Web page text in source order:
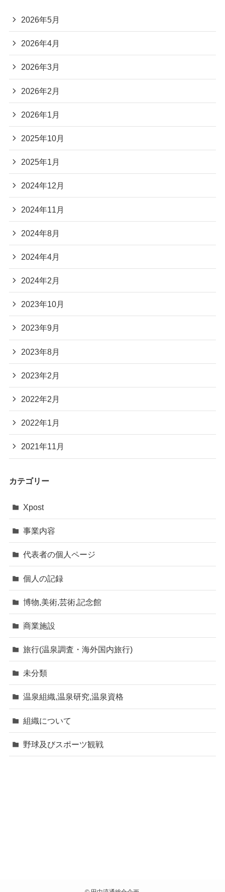
2026年5月
2026年4月
2026年3月
2026年2月
2026年1月
2025年10月
2025年1月
2024年12月
2024年11月
2024年8月
2024年4月
2024年2月
2023年10月
2023年9月
2023年8月
2023年2月
2022年2月
2022年1月
2021年11月
カテゴリー
Xpost
事業内容
代表者の個人ページ
個人の記録
博物,美術,芸術,記念館
商業施設
旅行(温泉調査・海外国内旅行)
未分類
温泉組織,温泉研究,温泉資格
組織について
野球及びスポーツ観戦